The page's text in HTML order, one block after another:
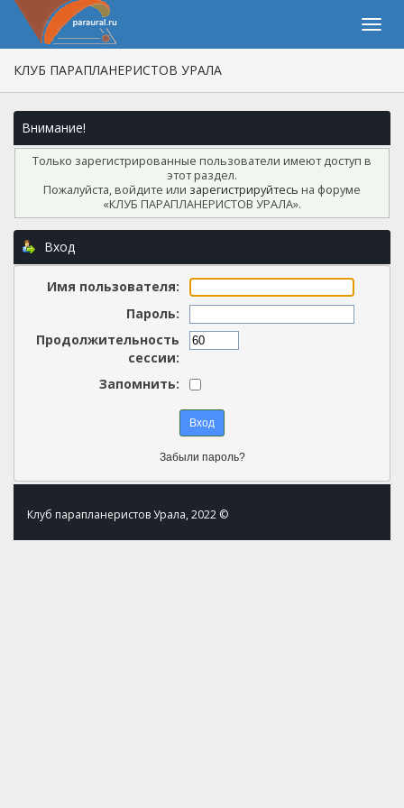
КЛУБ ПАРАПЛАНЕРИСТОВ УРАЛА
Внимание!
Только зарегистрированные пользователи имеют доступ в
этот раздел.
Пожалуйста, войдите или зарегистрируйтесь на форуме
«КЛУБ ПАРАПЛАНЕРИСТОВ УРАЛА».
Вход
Имя пользователя:
Пароль:
Продолжительность
сессии:
Запомнить:
Забыли пароль?
Клуб парапланеристов Урала, 2022 ©